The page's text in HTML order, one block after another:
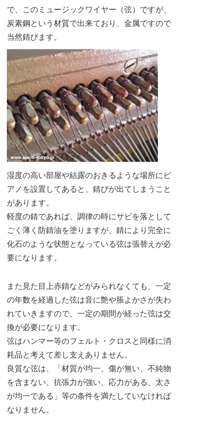
で、このミュージックワイヤー（弦）ですが、
炭素鋼という材質で出来ており、金属ですので
当然錆びます。
湿度の高い部屋や結露のおきるような場所にピ
アノを設置してあると、錆びが出てしまうこと
があります。
軽度の錆であれば、調律の時にサビを落として
ごく薄く防錆油を塗りますが、錆により完全に
化石のような状態となっている弦は張替えが必
要になります。
また見た目上赤錆などがみられなくても、一定
の年数を経過した弦は音に艶や脹よかさが失わ
れていきますので、一定の期間が経った弦は交
換が必要になります。
弦はハンマー等のフェルト・クロスと同様に消
耗品と考えて差し支えありません。
良質な弦は、「材質が均一、傷が無い、不純物
を含まない、抗張力が強い、応力がある、太さ
が均一である」等の条件を満たしていなければ
なりません。